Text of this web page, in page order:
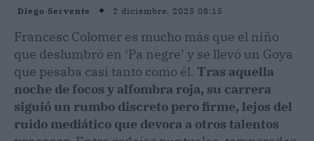
Diego Servente 2 diciembre, 2025 08:15
Francesc Colomer es mucho más que el niño
que deslumbró en ‘Pa negre’ y se llevó un Goya
que pesaba casi tanto como él. Tras aquella
noche de focos y alfombra roja, su carrera
siguió un rumbo discreto pero firme, lejos del
ruido mediático que devora a otros talentos